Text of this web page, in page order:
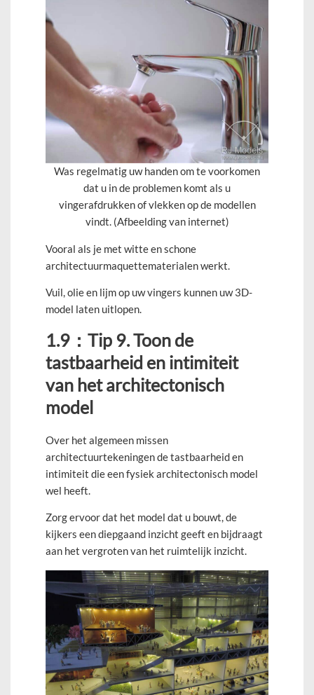
Was regelmatig uw handen om te voorkomen
dat u in de problemen komt als u
vingerafdrukken of vlekken op de modellen
vindt. (Afbeelding van internet)
Vooral als je met witte en schone
architectuurmaquettematerialen werkt.
Vuil, olie en lijm op uw vingers kunnen uw 3D-
model laten uitlopen.
1.9 ： Tip 9. Toon de
tastbaarheid en intimiteit
van het architectonisch
model
Over het algemeen missen
architectuurtekeningen de tastbaarheid en
intimiteit die een fysiek architectonisch model
wel heeft.
Zorg ervoor dat het model dat u bouwt, de
kijkers een diepgaand inzicht geeft en bijdraagt
aan het vergroten van het ruimtelijk inzicht.